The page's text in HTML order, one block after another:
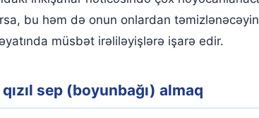
bu həm də onun onlardan
müsbət irəliləyişlərə işarə edir.
sep (boyunbağı) almaq